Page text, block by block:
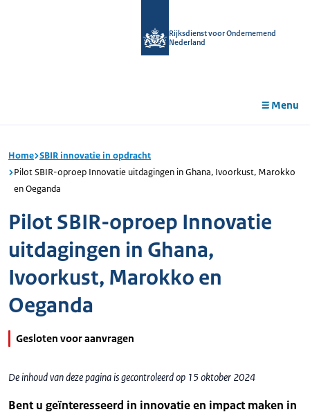
Rijksdienst voor Ondernemend
Nederland
Menu
Home SBIR innovatie in opdracht
Pilot SBIR-oproep Innovatie uitdagingen in Ghana, Ivoorkust, Marokko
en Oeganda
Pilot SBIR-oproep Innovatie
uitdagingen in Ghana,
Ivoorkust, Marokko en
Oeganda
Gesloten voor aanvragen
De inhoud van deze pagina is gecontroleerd op 15 oktober 2024
Bent u geïnteresseerd in innovatie en impact maken in